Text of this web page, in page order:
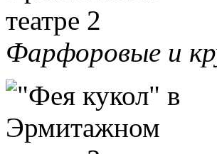
Фарфоровые и